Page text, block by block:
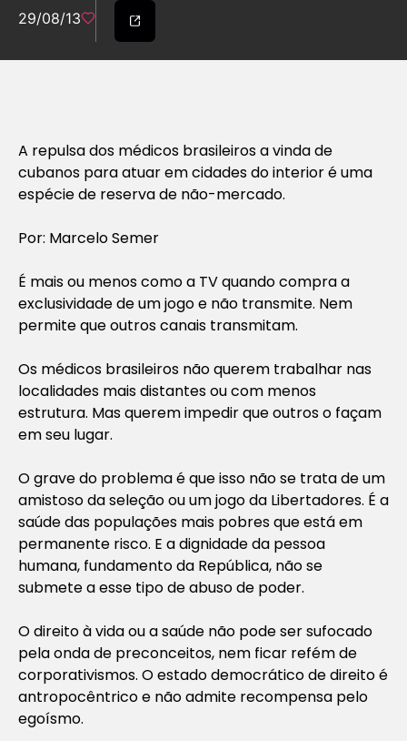
29/08/13
A repulsa dos médicos brasileiros a vinda de
cubanos para atuar em cidades do interior é uma
espécie de reserva de não-mercado.
Por: Marcelo Semer
É mais ou menos como a TV quando compra a
exclusividade de um jogo e não transmite. Nem
permite que outros canais transmitam.
Os médicos brasileiros não querem trabalhar nas
localidades mais distantes ou com menos
estrutura. Mas querem impedir que outros o façam
em seu lugar.
O grave do problema é que isso não se trata de um
amistoso da seleção ou um jogo da Libertadores. É a
saúde das populações mais pobres que está em
permanente risco. E a dignidade da pessoa
humana, fundamento da República, não se
submete a esse tipo de abuso de poder.
O direito à vida ou a saúde não pode ser sufocado
pela onda de preconceitos, nem ficar refém de
corporativismos. O estado democrático de direito é
antropocêntrico e não admite recompensa pelo
egoísmo.